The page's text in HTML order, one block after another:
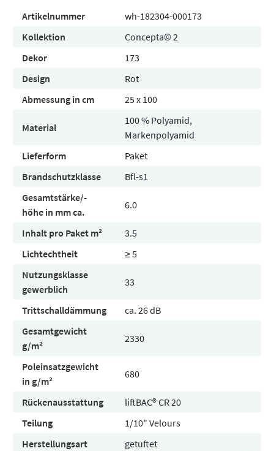
Artikelnummer
wh-182304-000173
Kollektion
Concepta© 2
Dekor
173
Design
Rot
Abmessung in cm
25 x 100
Material
100 % Polyamid,
Markenpolyamid
Lieferform
Paket
Brandschutzklasse
Bfl-s1
Gesamtstärke/-
höhe in mm ca.
6.0
Inhalt pro Paket m²
3.5
Lichtechtheit
≥ 5
Nutzungsklasse
gewerblich
33
Trittschalldämmung
ca. 26 dB
Gesamtgewicht
g/m²
2330
Poleinsatzgewicht
in g/m²
680
Rückenausstattung
liftBAC® CR 20
Teilung
1/10" Velours
Herstellungsart
getuftet